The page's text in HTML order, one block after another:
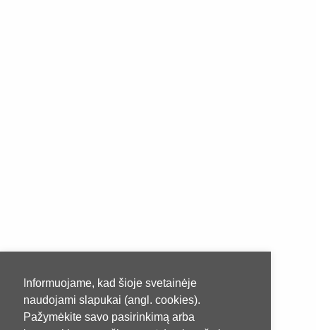
Informuojame, kad šioje svetainėje
naudojami slapukai (angl. cookies).
Pažymėkite savo pasirinkimą arba